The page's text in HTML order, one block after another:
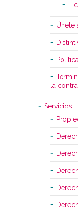
Únete
la
Servicios